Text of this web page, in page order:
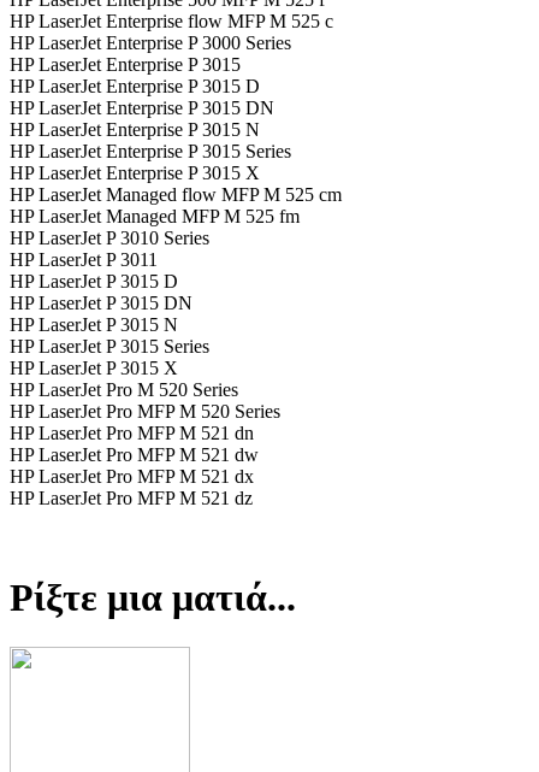
HP LaserJet Enterprise flow MFP M 525 c
HP LaserJet Enterprise P 3000 Series
HP LaserJet Enterprise P 3015
HP LaserJet Enterprise P 3015 D
HP LaserJet Enterprise P 3015 DN
HP LaserJet Enterprise P 3015 N
HP LaserJet Enterprise P 3015 Series
HP LaserJet Enterprise P 3015 X
HP LaserJet Managed flow MFP M 525 cm
HP LaserJet Managed MFP M 525 fm
HP LaserJet P 3010 Series
HP LaserJet P 3011
HP LaserJet P 3015 D
HP LaserJet P 3015 DN
HP LaserJet P 3015 N
HP LaserJet P 3015 Series
HP LaserJet P 3015 X
HP LaserJet Pro M 520 Series
HP LaserJet Pro MFP M 520 Series
HP LaserJet Pro MFP M 521 dn
HP LaserJet Pro MFP M 521 dw
HP LaserJet Pro MFP M 521 dx
HP LaserJet Pro MFP M 521 dz
Ρίξτε μια ματιά...